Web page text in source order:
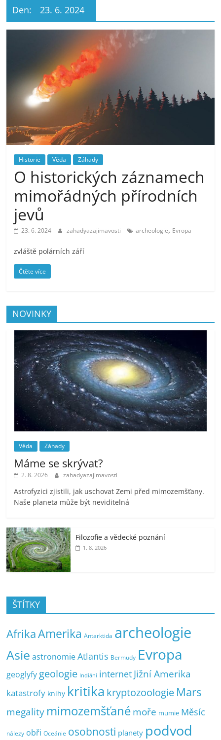
Den: 23. 6. 2024
Historie Věda Záhady
O historických záznamech
mimořádných přírodních
jevů
23. 6. 2024 zahadyazajimavosti archeologie, Evropa
zvláště polárních září
Čtěte více
NOVINKY
Věda Záhady
Máme se skrývat?
2. 8. 2026 zahadyazajimavosti
Astrofyzici zjistili, jak uschovat Zemi před mimozemšťany.
Naše planeta může být neviditelná
Filozofie a vědecké poznání
1. 8. 2026
ŠTÍTKY
AfrikaAmerika Antarktida archeologie
Asie astronomie Atlantis Bermudy Evropa
geoglyfy geologie Indiáni internet Jižní Amerika
katastrofy knihy kritika kryptozoologie Mars
megality mimozemšťanémoře mumie Měsíc
nálezy obři Oceánie osobnosti planety podvod